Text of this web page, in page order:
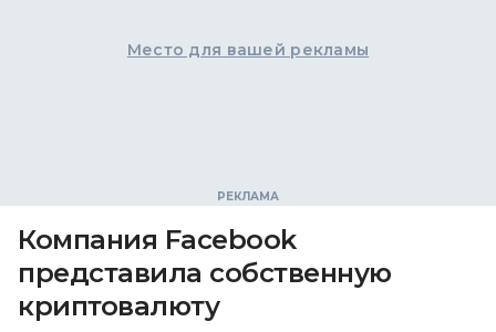
Место для вашей рекламы
Компания Facebook
представила собственную
криптовалюту